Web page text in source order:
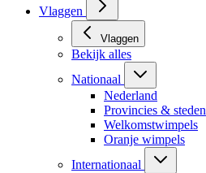
Vlaggen
Vlaggen
Bekijk alles
Nationaal
Nederland
Provincies & steden
Welkomstwimpels
Oranje wimpels
Internationaal